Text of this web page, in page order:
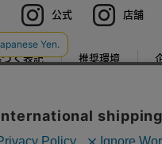
公式 店舗
く表記 推奨環境